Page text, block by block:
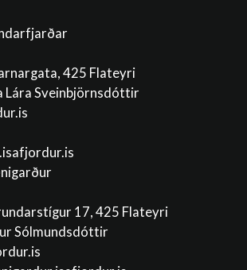
425 Flateyri
Lára Sveinbjörnsdóttir
17, 425 Flateyri
Sólmundsdóttir